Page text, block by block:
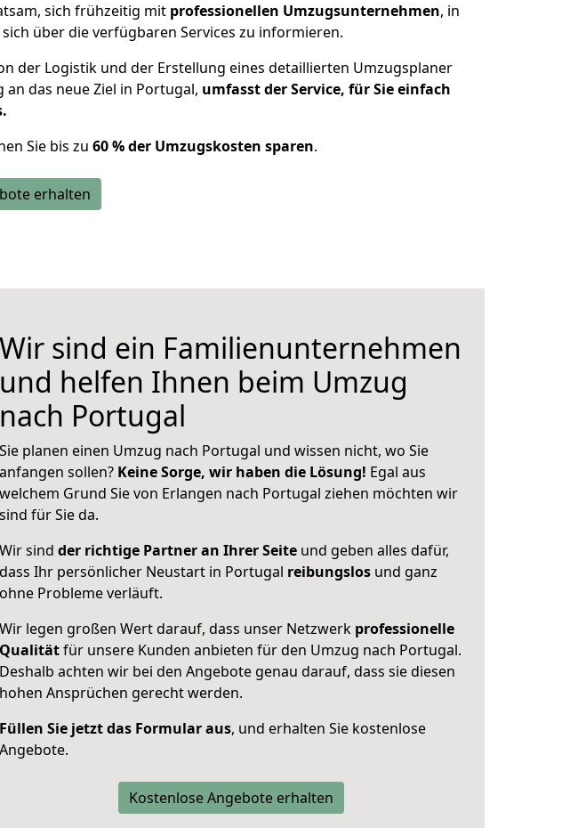
sich frühzeitig mit professionellen Umzugsunternehmen, in
über die verfügbaren Services zu informieren.
der Logistik und der Erstellung eines detaillierten Umzugsplaner
das neue Ziel in Portugal, umfasst der Service, für Sie einfach
Sie bis zu 60 % der Umzugskosten sparen.
erhalten
Wir sind ein Familienunternehmen
und helfen Ihnen beim Umzug
nach Portugal
Sie planen einen Umzug nach Portugal und wissen nicht, wo Sie
anfangen sollen? Keine Sorge, wir haben die Lösung! Egal aus
welchem Grund Sie von Erlangen nach Portugal ziehen möchten wir
sind für Sie da.
Wir sind der richtige Partner an Ihrer Seite und geben alles dafür,
dass Ihr persönlicher Neustart in Portugal reibungslos und ganz
ohne Probleme verläuft.
Wir legen großen Wert darauf, dass unser Netzwerk professionelle
Qualitätfür unsere Kunden anbieten für den Umzug nach Portugal.
Deshalb achten wir bei den Angebote genau darauf, dass sie diesen
hohen Ansprüchen gerecht werden.
Füllen Sie jetzt das Formular aus, und erhalten Sie kostenlose
Angebote.
Kostenlose Angebote erhalten